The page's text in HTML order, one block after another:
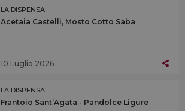
LA DISPENSA
Acetaia Castelli, Mosto Cotto Saba
10 Luglio 2026
LA DISPENSA
Frantoio Sant’Agata - Pandolce Ligure